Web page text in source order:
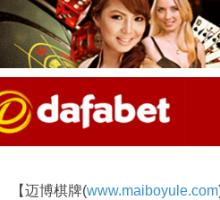
【迈博棋牌(www.maiboyule.com